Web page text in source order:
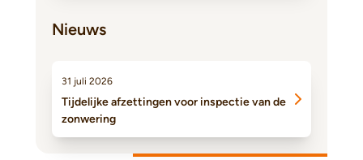
Nieuws
31 juli 2026
Tijdelijke afzettingen voor inspectie van de
zonwering